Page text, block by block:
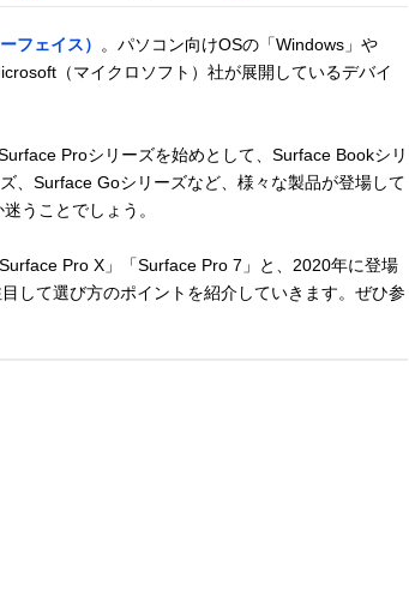
フェイス） 。パソコン向けOSの「Windows」や
（マイクロソフト）社が展開しているデバイ
Proシリーズを始めとして、Surface Bookシリ
、Surface Goシリーズなど、様々な製品が登場して
うことでしょう。
Pro X」「Surface Pro 7」と、2020年に登場
して選び方のポイントを紹介していきます。ぜひ参